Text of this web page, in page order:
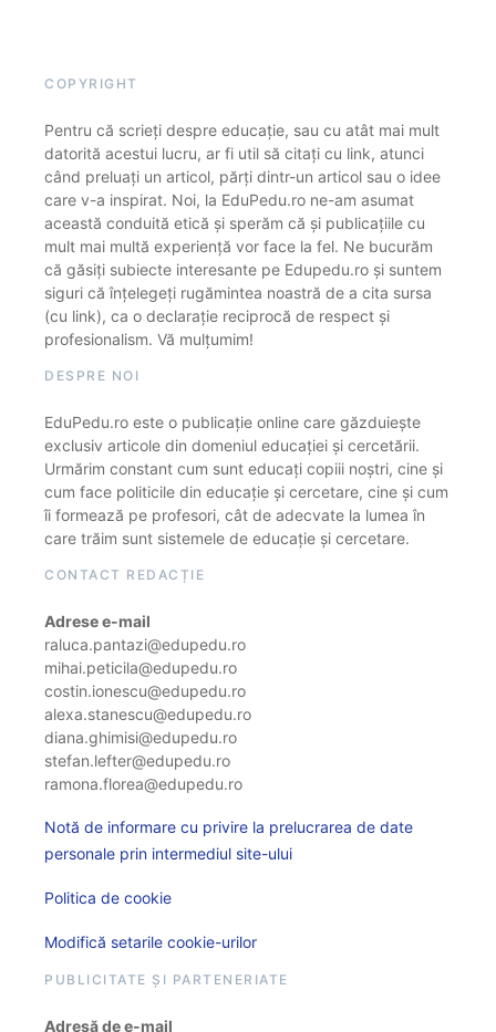
COPYRIGHT
Pentru că scrieți despre educație, sau cu atât mai mult
datorită acestui lucru, ar fi util să citați cu link, atunci
când preluați un articol, părți dintr-un articol sau o idee
care v-a inspirat. Noi, la EduPedu.ro ne-am asumat
această conduită etică și sperăm că și publicațiile cu
mult mai multă experiență vor face la fel. Ne bucurăm
că găsiți subiecte interesante pe Edupedu.ro și suntem
siguri că înțelegeți rugămintea noastră de a cita sursa
(cu link), ca o declarație reciprocă de respect și
profesionalism. Vă mulțumim!
DESPRE NOI
EduPedu.ro este o publicație online care găzduiește
exclusiv articole din domeniul educației și cercetării.
Urmărim constant cum sunt educați copiii noștri, cine și
cum face politicile din educație și cercetare, cine și cum
îi formează pe profesori, cât de adecvate la lumea în
care trăim sunt sistemele de educație și cercetare.
CONTACT REDACȚIE
Adrese e-mail
raluca.pantazi@edupedu.ro
mihai.peticila@edupedu.ro
costin.ionescu@edupedu.ro
alexa.stanescu@edupedu.ro
diana.ghimisi@edupedu.ro
stefan.lefter@edupedu.ro
ramona.florea@edupedu.ro
Notă de informare cu privire la prelucrarea de date
personale prin intermediul site-ului
Politica de cookie
Modifică setarile cookie-urilor
PUBLICITATE ȘI PARTENERIATE
Adresă de e-mail